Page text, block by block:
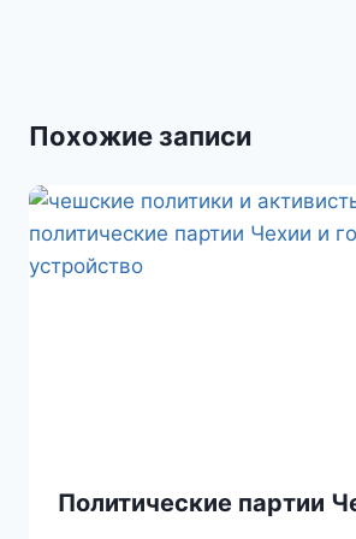
i
k
i
Похожие записи
Политические партии